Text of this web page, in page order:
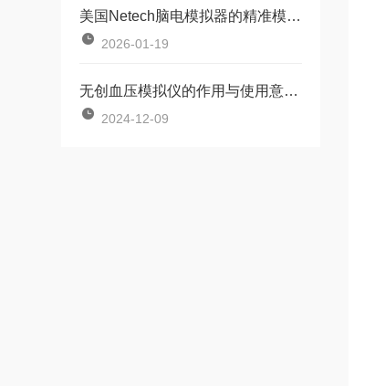
美国Netech脑电模拟器的精准模拟与高效验证
2026-01-19
无创血压模拟仪的作用与使用意义科普
2024-12-09